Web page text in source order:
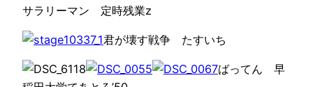
サラリーマン 定時残業z
君が壊す戦争 たすいち
ばってん 早